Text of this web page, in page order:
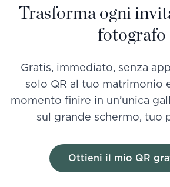
Trasforma ogni
fotografo
Gratis, immediato, senza
solo QR al tuo matrimonio
momento finire in un’unica
sul grande schermo, tuo
Ottieni il mio QR